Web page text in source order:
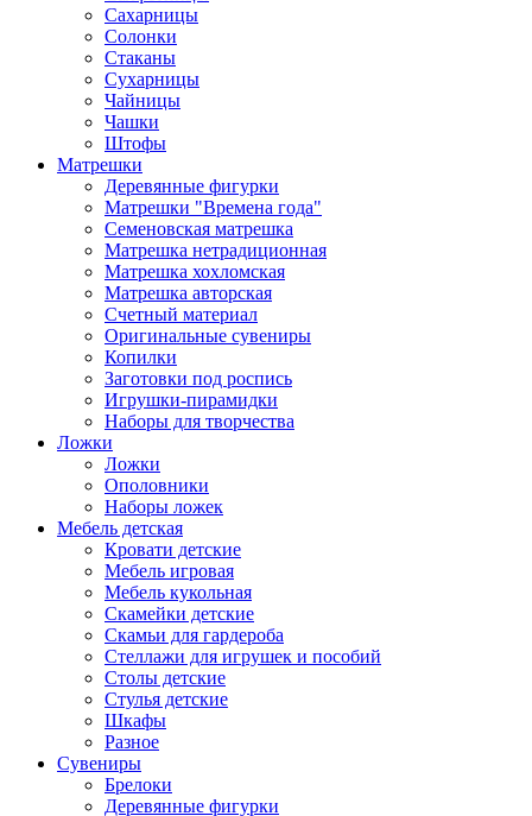
Сахарницы
Солонки
Стаканы
Сухарницы
Чайницы
Чашки
Штофы
Матрешки
Деревянные фигурки
Матрешки "Времена года"
Семеновская матрешка
Матрешка нетрадиционная
Матрешка хохломская
Матрешка авторская
Счетный материал
Оригинальные сувениры
Копилки
Заготовки под роспись
Игрушки-пирамидки
Наборы для творчества
Ложки
Ложки
Ополовники
Наборы ложек
Мебель детская
Кровати детские
Мебель игровая
Мебель кукольная
Скамейки детские
Скамьи для гардероба
Стеллажи для игрушек и пособий
Столы детские
Стулья детские
Шкафы
Разное
Сувениры
Брелоки
Деревянные фигурки